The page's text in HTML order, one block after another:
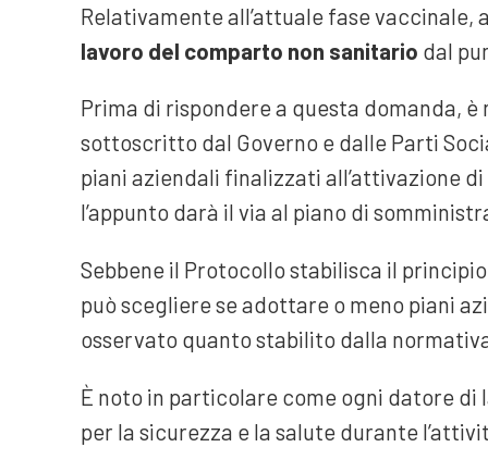
Relativamente all’attuale fase
lavoro del comparto non sanitario dal
Prima di rispondere a questa domanda,
sottoscritto dal Governo e dalle Parti
piani aziendali finalizzati all’attivazione
l’appunto darà il via al piano di
Sebbene il Protocollo stabilisca il
può scegliere se adottare o meno piani
osservato quanto stabilito dalla
È noto in particolare come ogni datore
per la sicurezza e la salute durante